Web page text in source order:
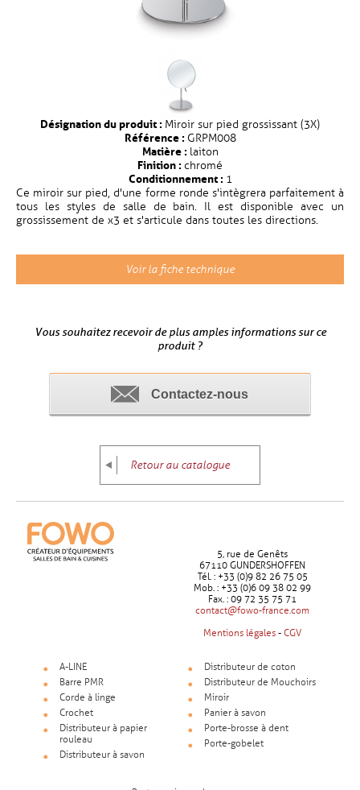
Désignation du produit : Miroir sur pied grossissant (3X)
Référence : GRPM008
Matière : laiton
Finition : chromé
Conditionnement : 1
Ce miroir sur pied, d'une forme ronde s'intègrera parfaitement à
tous les styles de salle de bain. Il est disponible avec un
grossissement de x3 et s'articule dans toutes les directions.
Voir la fiche technique
Vous souhaitez recevoir de plus amples informations sur ce
produit ?
Contactez-nous
Retour au catalogue
5, rue de Genêts
67110 GUNDERSHOFFEN
Tél. : +33 (0)9 82 26 75 05
Mob. : +33 (0)6 09 38 02 99
Fax. : 09 72 35 75 71
contact@fowo-france.com
Mentions légales - CGV
A-LINE
Barre PMR
Corde à linge
Crochet
Distributeur à papier
rouleau
Distributeur à savon
Distributeur de coton
Distributeur de Mouchoirs
Miroir
Panier à savon
Porte-brosse à dent
Porte-gobelet